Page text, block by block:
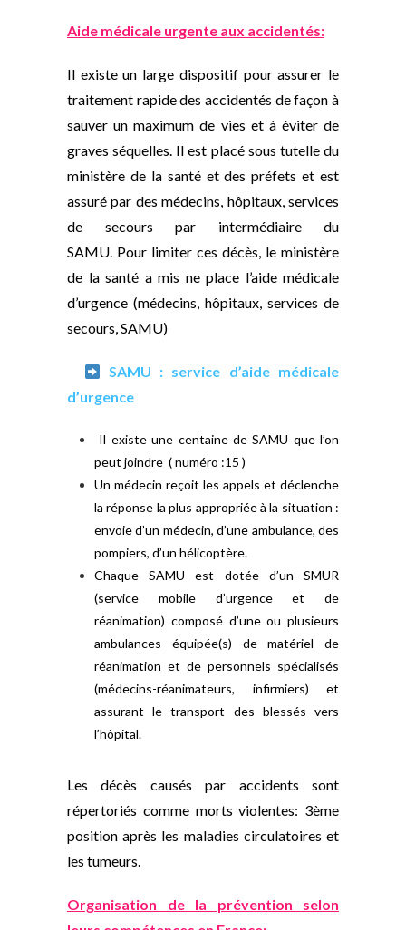
Aide médicale urgente aux accidentés:
Il existe un large dispositif pour assurer le
traitement rapide des accidentés de façon à
sauver un maximum de vies et à éviter de
graves séquelles. Il est placé sous tutelle du
ministère de la santé et des préfets et est
assuré par des médecins, hôpitaux, services
de secours par intermédiaire du
SAMU. Pour limiter ces décès, le ministère
de la santé a mis ne place l’aide médicale
d’urgence (médecins, hôpitaux, services de
secours, SAMU)
SAMU : service d’aide médicale
d’urgence
Il existe une centaine de SAMU que l’on
peut joindre ( numéro :15 )
Un médecin reçoit les appels et déclenche
la réponse la plus appropriée à la situation :
envoie d’un médecin, d’une ambulance, des
pompiers, d’un hélicoptère.
Chaque SAMU est dotée d’un SMUR
(service mobile d’urgence et de
réanimation) composé d’une ou plusieurs
ambulances équipée(s) de matériel de
réanimation et de personnels spécialisés
(médecins-réanimateurs, infirmiers) et
assurant le transport des blessés vers
l’hôpital.
Les décès causés par accidents sont
répertoriés comme morts violentes: 3ème
position après les maladies circulatoires et
les tumeurs.
Organisation de la prévention selon